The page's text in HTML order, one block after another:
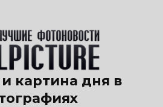
картина дня в